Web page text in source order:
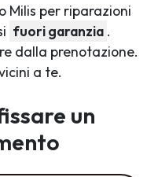
Milis per riparazioni
fuori garanzia .
dalla prenotazione.
a te.
un